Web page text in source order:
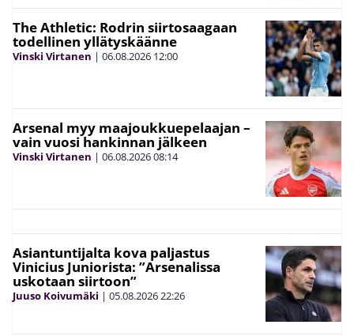
The Athletic: Rodrin siirtosaagaan
todellinen yllätyskäänne
Vinski Virtanen | 06.08.2026 12:00
Arsenal myy maajoukkuepelaajan –
vain vuosi hankinnan jälkeen
Vinski Virtanen | 06.08.202608:14
Asiantuntijalta kova paljastus
Vinicius Juniorista: ”Arsenalissa
uskotaan siirtoon”
Juuso Koivumäki | 05.08.202622:26